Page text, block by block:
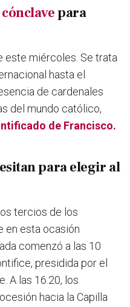
cónclavepara
este miércoles. Se trata
hasta el
de cardenales
del mundo católico,
de Francisco.
para elegir al
tercios de los
en esta ocasión
comenzó a las 10
presidida por el
A las 16.20, los
hacia la Capilla